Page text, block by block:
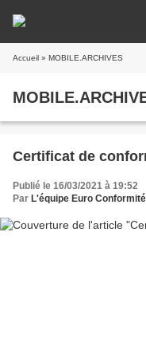
Accueil » MOBILE.ARCHIVES
Certificat de
Publié le 16/03/2021 à 19:52
Par L'équipe Euro Conformité